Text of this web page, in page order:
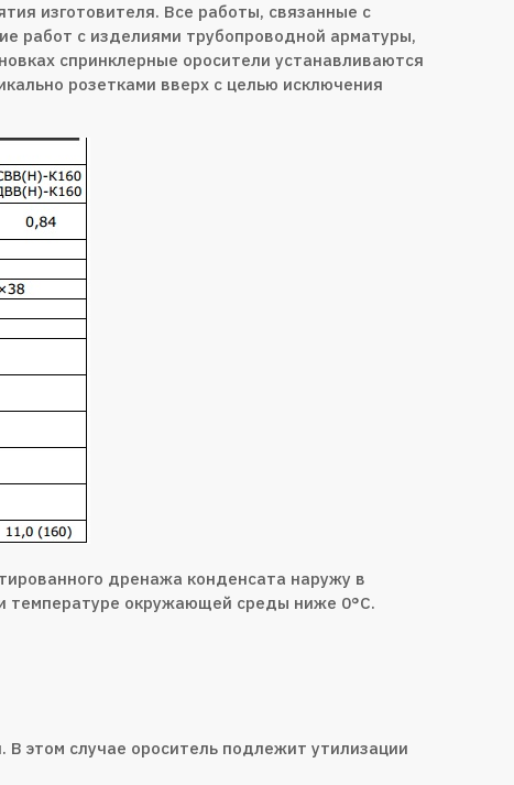
изготовителя. Все работы, связанные с
работ с изделиями трубопроводной арматуры,
спринклерные оросители устанавливаются
розетками вверх с целью исключения
дренажа конденсата наружу в
температуре окружающей среды ниже 0°С.
этом случае ороситель подлежит утилизации